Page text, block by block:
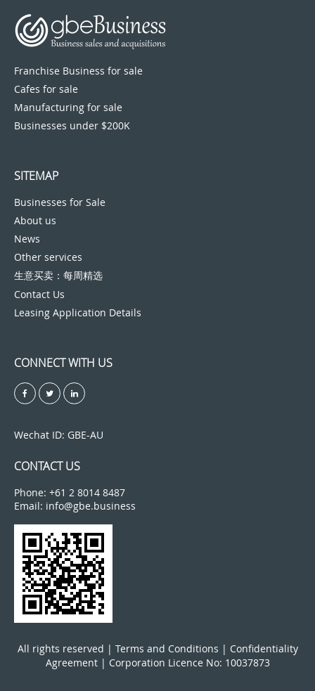
Franchise Business for sale
Cafes for sale
Manufacturing for sale
Businesses under $200K
SITEMAP
Businesses for Sale
About us
News
Other services
生意买卖：每周精选
Contact Us
Leasing Application Details
CONNECT WITH US
Wechat ID: GBE-AU
CONTACT US
Phone: +61 2 8014 8487
Email: info@gbe.business
All rights reserved | Terms and Conditions | Confidentiality
Agreement| Corporation Licence No: 10037873